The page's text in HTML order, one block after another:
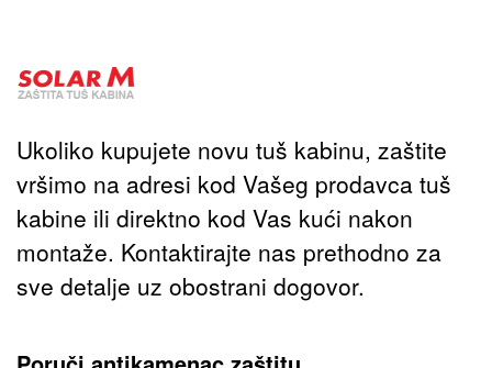
Ukoliko kupujete novu tuš kabinu, zaštite
vršimo na adresi kod Vašeg prodavca tuš
kabine ili direktno kod Vas kući nakon
montaže. Kontaktirajte nas prethodno za
sve detalje uz obostrani dogovor.